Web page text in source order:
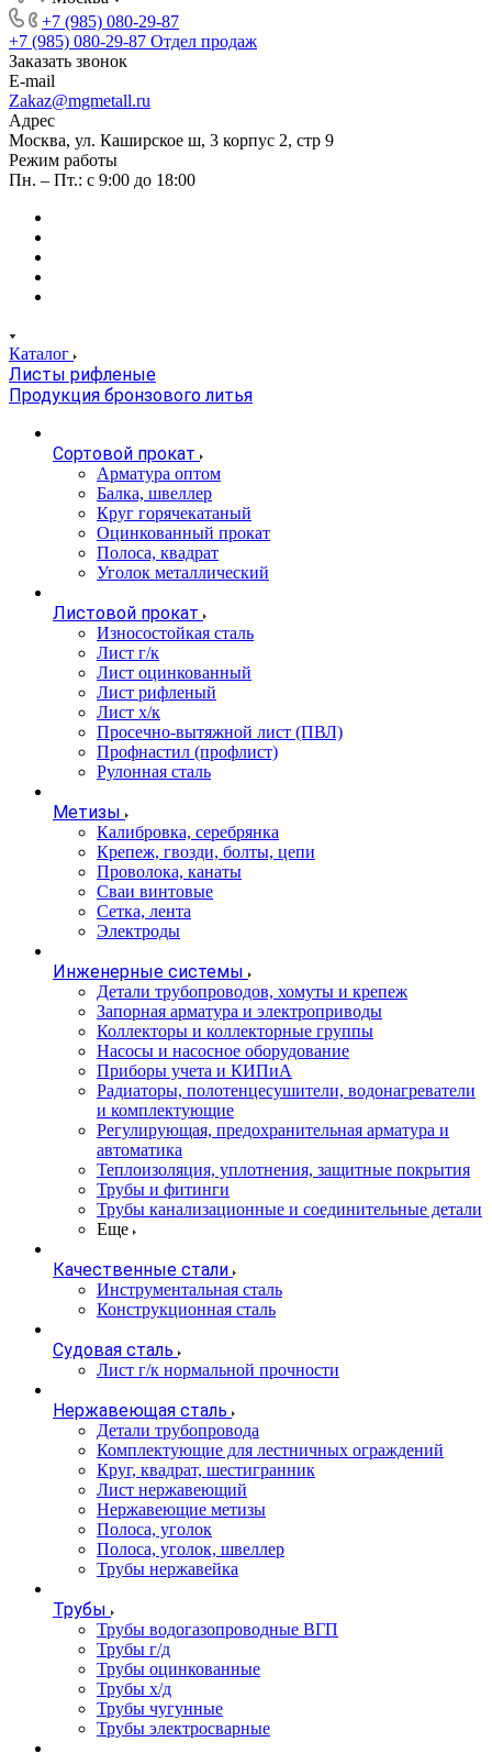
+7 (985) 080-29-87
+7 (985) 080-29-87 Отдел продаж
Заказать звонок
E-mail
Zakaz@mgmetall.ru
Адрес
Москва, ул. Каширское ш, 3 корпус 2, стр 9
Режим работы
Пн. – Пт.: с 9:00 до 18:00
Каталог
Листы рифленые
Продукция бронзового литья
Сортовой прокат
Арматура оптом
Балка, швеллер
Круг горячекатаный
Оцинкованный прокат
Полоса, квадрат
Уголок металлический
Листовой прокат
Износостойкая сталь
Лист г/к
Лист оцинкованный
Лист рифленый
Лист х/к
Просечно-вытяжной лист (ПВЛ)
Профнастил (профлист)
Рулонная сталь
Метизы
Калибровка, серебрянка
Крепеж, гвозди, болты, цепи
Проволока, канаты
Сваи винтовые
Сетка, лента
Электроды
Инженерные системы
Детали трубопроводов, хомуты и крепеж
Запорная арматура и электроприводы
Коллекторы и коллекторные группы
Насосы и насосное оборудование
Приборы учета и КИПиА
Радиаторы, полотенцесушители, водонагреватели
и комплектующие
Регулирующая, предохранительная арматура и
автоматика
Теплоизоляция, уплотнения, защитные покрытия
Трубы и фитинги
Трубы канализационные и соединительные детали
Еще
Качественные стали
Инструментальная сталь
Конструкционная сталь
Судовая сталь
Лист г/к нормальной прочности
Нержавеющая сталь
Детали трубопровода
Комплектующие для лестничных ограждений
Круг, квадрат, шестигранник
Лист нержавеющий
Нержавеющие метизы
Полоса, уголок
Полоса, уголок, швеллер
Трубы нержавейка
Трубы
Трубы водогазопроводные ВГП
Трубы г/д
Трубы оцинкованные
Трубы х/д
Трубы чугунные
Трубы электросварные